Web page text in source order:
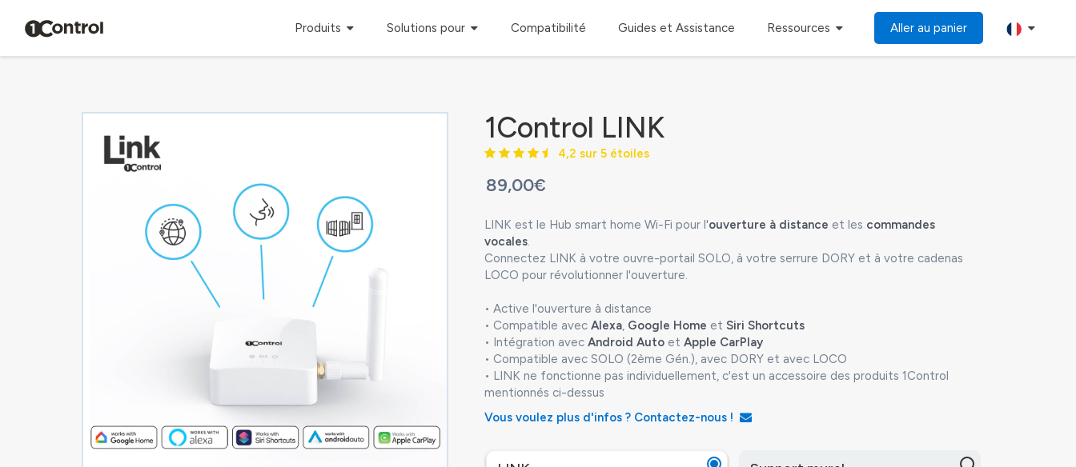
Produits Solutions pour Compatibilité Guides et Assistance Ressources Aller au panier
1Control LINK
4,2 sur 5 étoiles
89,00€
LINK est le Hub smart home Wi-Fi pour l'ouverture à distance et les commandes
vocales.
Connectez LINK à votre ouvre-portail SOLO, à votre serrure DORY et à votre cadenas
LOCO pour révolutionner l'ouverture.
• Active l'ouverture à distance
• Compatible avec Alexa, Google Home et Siri Shortcuts
• Intégration avec Android Autoet Apple CarPlay
• Compatible avec SOLO (2ème Gén.), avec DORY et avec LOCO
• LINK ne fonctionne pas individuellement, c'est un accessoire des produits 1Control
mentionnés ci-dessus
Vous voulez plus d'infos ? Contactez-nous !